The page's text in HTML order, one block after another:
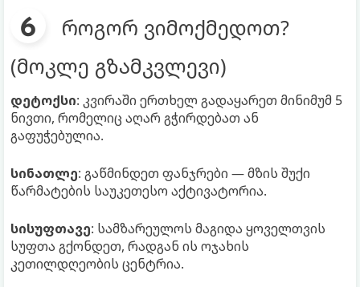
როგორ ვიმოქმედოთ?
(მოკლე გზამკვლევი)
დეტოქსი: კვირაში ერთხელ გადაყარეთ მინიმუმ 5
ნივთი, რომელიც აღარ გჭირდებათ ან
გაფუჭებულია.
სინათლე: გაწმინდეთ ფანჯრები — მზის შუქი
წარმატების საუკეთესო აქტივატორია.
სისუფთავე: სამზარეულოს მაგიდა ყოველთვის
სუფთა გქონდეთ, რადგან ის ოჯახის
კეთილდღეობის ცენტრია.